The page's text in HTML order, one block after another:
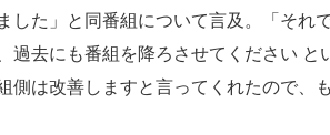
した」と同番組について言及。「それ
過去にも番組を降ろさせてください
側は改善しますと言ってくれたので、